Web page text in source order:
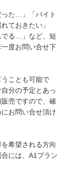
った…」「バイト
ておきたい」
でる…」など、短
度お問い合せ下
うことも可能で
分の予定とあっ
売ですので、確
お問い合せ頂け
希望される方向
には、A1プラン